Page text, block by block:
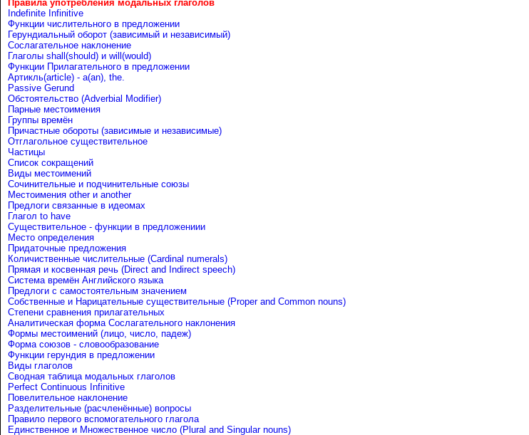
Правила употребления модальных глаголов
Indefinite Infinitive
Функции числительного в предложении
Герундиальный оборот (зависимый и независимый)
Сослагательное наклонение
Глаголы shall(should) и will(would)
Функции Прилагательного в предложении
Артикль(article) - a(an), the.
Passive Gerund
Обстоятельство (Adverbial Modifier)
Парные местоимения
Группы времён
Причастные обороты (зависимые и независимые)
Отглагольное существительное
Частицы
Список сокращений
Виды местоимений
Сочинительные и подчинительные союзы
Местоимения other и another
Предлоги связанные в идеомах
Глагол to have
Существительное - функции в предложениии
Место определения
Придаточные предложения
Количиственные числительные (Cardinal numerals)
Прямая и косвенная речь (Direct and Indirect speech)
Система времён Английского языка
Предлоги с самостоятельным значением
Собственные и Нарицательные cуществительные (Proper and Common nouns)
Степени сравнения прилагательных
Аналитическая форма Сослагательного наклонения
Формы местоимений (лицо, число, падеж)
Форма союзов - словообразование
Функции герундия в предложении
Виды глаголов
Сводная таблица модальных глаголов
Perfect Continuous Infinitive
Повелительное наклонение
Разделительные (расчленённые) вопросы
Правило первого вспомогательного глагола
Единственное и Множественное число (Plural and Singular nouns)